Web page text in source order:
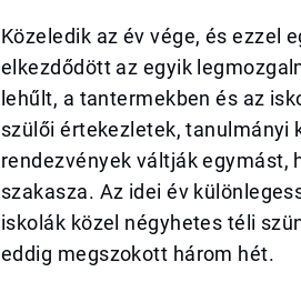
Közeledik az év vége, és ezzel
elkezdődött az egyik
lehűlt, a tantermekben és az
szülői értekezletek, tanulmányi
rendezvények váltják egymást,
szakasza. Az idei év
iskolák közel négyhetes téli
eddig megszokott három hét.